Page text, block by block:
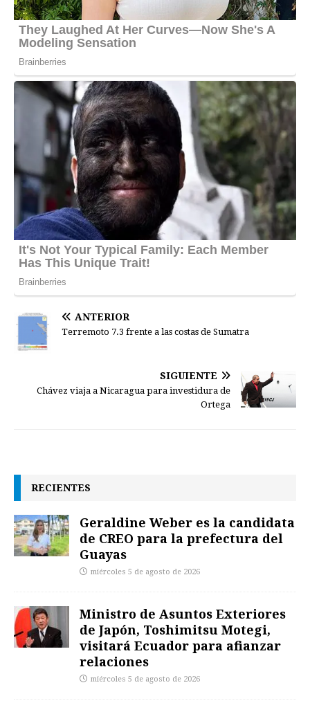
ANTERIOR
Terremoto 7.3 frente a las costas de Sumatra
SIGUIENTE
Chávez viaja a Nicaragua para investidura de
Ortega
RECIENTES
Geraldine Weber es la candidata
de CREO para la prefectura del
Guayas
miércoles 5 de agosto de 2026
Ministro de Asuntos Exteriores
de Japón, Toshimitsu Motegi,
visitará Ecuador para afianzar
relaciones
miércoles 5 de agosto de 2026